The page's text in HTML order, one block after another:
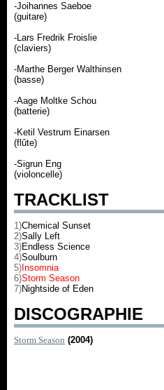
-Joihannes Saeboe
(guitare)
-Lars Fredrik Froislie
(claviers)
-Marthe Berger Walthinsen
(basse)
-Aage Moltke Schou
(batterie)
-Ketil Vestrum Einarsen
(flûte)
-Sigrun Eng
(violoncelle)
TRACKLIST
1)Chemical Sunset
2)Sally Left
3)Endless Science
4)Soulburn
5) Insomnia
6)Storm Season
7)Nightside of Eden
DISCOGRAPHIE
Storm Season (2004)